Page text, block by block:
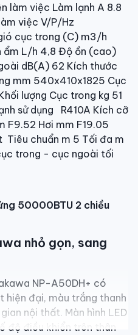
làm việc Làm lạnh A 8.8
việc V/P/Hz
cục trong (C) m3/h
ẩm L/h 4,8 Độ ồn (cao)
dB(A) 62 Kích thước
mm 540x410x1825 Cục
lượng Cục trong kg 51
sử dụng R410A Kích cỡ
F9.52 Hơi mm F19.05
Tiêu chuẩn m 5 Tối đa m
trong - cục ngoài tối
50000BTU 2 chiều
nhỏ gọn, sang
NP-A50DH+ có
hiện đại, màu trắng thanh
nội thất. Màn hình LED
độ điều khiển trên thân